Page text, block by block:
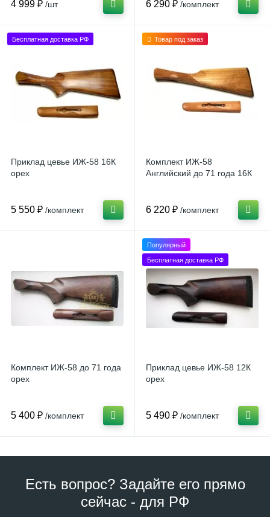
4 999 ₽ /шт 6 290 ₽ /комплект
Бесплатная доставка РФ
Приклад цевье ИЖ-58 16К
орех
5 550 ₽ /комплект
Товар под заказ
Комплект ИЖ-58
Английский до 71 года 16К
6 220 ₽ /комплект
Комплект ИЖ-58 до 71 года
орех
5 400 ₽ /комплект
Популярный
Бесплатная доставка РФ
Приклад цевье ИЖ-58 12К
орех
5 490 ₽ /комплект
Есть вопрос? Задайте его прямо
сейчас - для РФ